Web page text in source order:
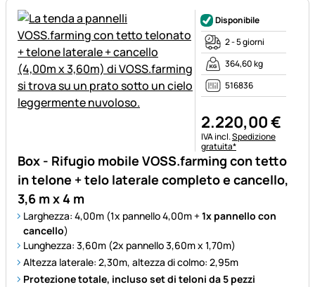
Box - Rifugio mobile VOSS.farming con tetto
in telone + telo laterale completo e cancello,
3,6 m x 4 m
Larghezza: 4,00m (1x pannello 4,00m +1x pannello con
cancello)
Lunghezza: 3,60m (2x pannello 3,60m x 1,70m)
Altezza laterale: 2,30m, altezza di colmo: 2,95m
Protezione totale, incluso set di teloni da 5 pezzi
Disponibile
2 - 5 giorni
364,60 kg
516836
2.220,00€
Informazioni fiscali:
IVA incl.Spedizione
gratuita*